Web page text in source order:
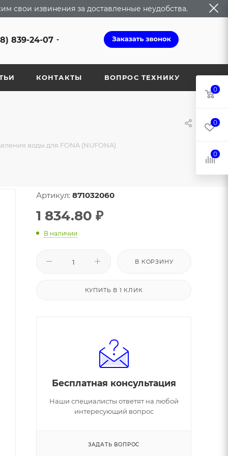
свои извинения за доставленные неудобства.
839-24-07
КОНТАКТЫ ВОПРОС ТЕХНИКУ
воды для FONA (NUFONA)
Артикул: 871032060
1 834.80 ₽
В наличии
В КОРЗИНУ
КУПИТЬ В 1 КЛИК
Бесплатная консультация
Наши специалисты ответят на любой
интересующий вопрос
ЗАДАТЬ ВОПРОС
0
0
0